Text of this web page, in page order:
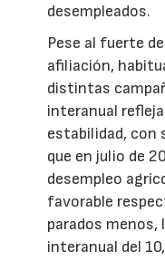
desempleados.
Pese al fuerte
afiliación,
distintas
interanual
estabilidad, con
que en julio de
desempleo
favorable
parados menos,
interanual del